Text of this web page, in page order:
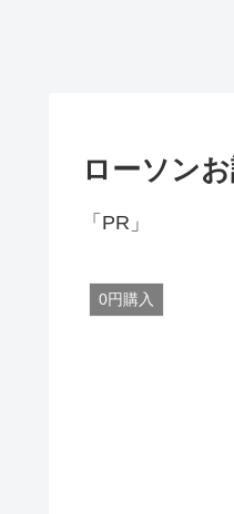
ローソン
「PR」
0円購入